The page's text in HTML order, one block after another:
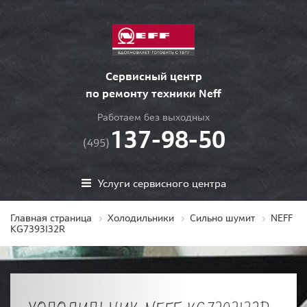
Сервисный центр
по ремонту техники Neff
Работаем без выходных
(495) 137-98-50
Услуги сервисного центра
Главная страница Холодильники Сильно шумит
NEFF
KG7393I32R